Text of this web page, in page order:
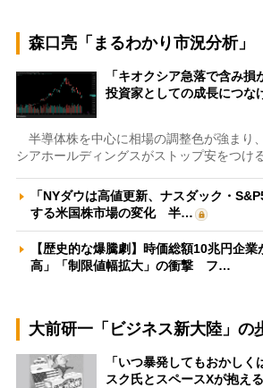
森口亮「まるわかり市況分析」
「キオクシア急落で含み
投資家としての成長につ
半導体株を中心に相場の調整色が強まり
シアホールディングスがストップ安をつけ
「NYダウは高値更新、ナスダック・
する米国株市場の変化 半…
【歴史的な爆騰劇】時価総額10兆円企
高」「制限値幅拡大」の衝撃 フ…
大前研一「ビジネス新大陸」の
「いつ暴発してもおかし
スク氏とスペースXが抱え